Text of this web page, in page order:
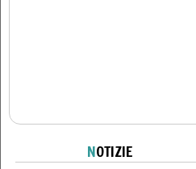
NOTIZIE